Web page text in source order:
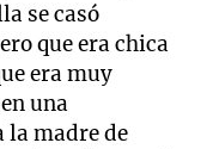
se casó
que era chica
era muy
una
la madre de